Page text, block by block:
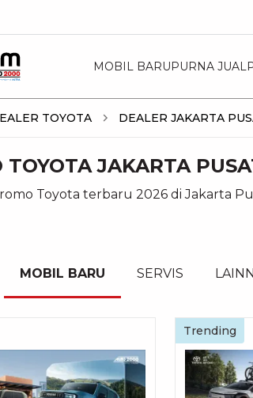
MOBIL BARUPURNA JUAL
TOYOTA DEALER JAKARTA
TOYOTA JAKARTA
Toyota terbaru 2026 di Jakarta
MOBIL BARU SERVIS
Trending